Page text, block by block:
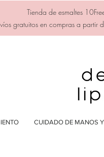
Tienda de esmaltes
gratuitos en compras a
CUIDADO DE MANOS